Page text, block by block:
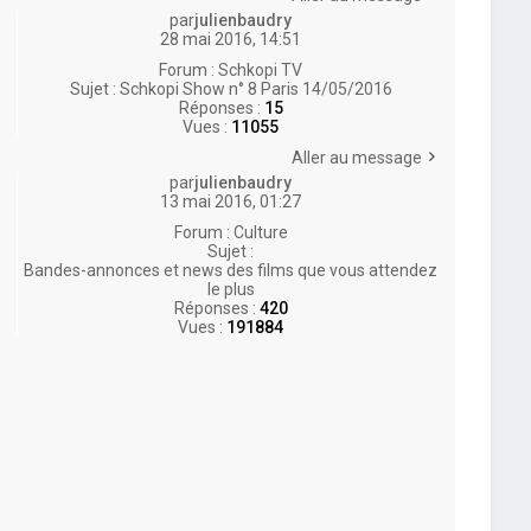
parjulienbaudry
28 mai 2016, 14:51
Forum :Schkopi TV
Sujet : Schkopi Show n° 8 Paris 14/05/2016
Réponses : 15
Vues : 11055
Aller au message
parjulienbaudry
13 mai 2016, 01:27
Forum : Culture
Sujet :
Bandes-annonces et news des films que vous attendez
le plus
Réponses : 420
Vues : 191884